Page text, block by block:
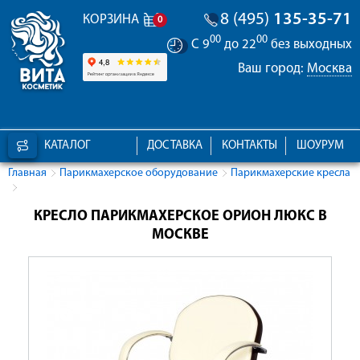
КОРЗИНА 0 8 (495) 135-35-71
С 900 до 2200 без выходных
Ваш город: Москва
КАТАЛОГ ШОУРУМ
КОНТАКТЫ
ДОСТАВКА
Главная Парикмахерское оборудование Парикмахерские кресла
КРЕСЛО ПАРИКМАХЕРСКОЕ ОРИОН ЛЮКС В
МОСКВЕ